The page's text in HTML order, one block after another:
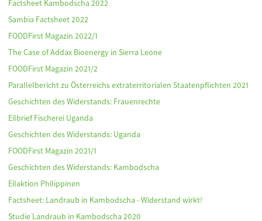
Factsheet Kambodscha 2022
Sambia Factsheet 2022
FOODFirst Magazin 2022/1
The Case of Addax Bioenergy in Sierra Leone
FOODFirst Magazin 2021/2
Parallelbericht zu Österreichs extraterritorialen Staatenpflichten 2021
Geschichten des Widerstands: Frauenrechte
Eilbrief Fischerei Uganda
Geschichten des Widerstands: Uganda
FOODFirst Magazin 2021/1
Geschichten des Widerstands: Kambodscha
Eilaktion Philippinen
Factsheet: Landraub in Kambodscha - Widerstand wirkt!
Studie Landraub in Kambodscha 2020